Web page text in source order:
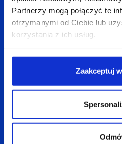
Partnerzy mogą połączyć te
otrzymanymi od Ciebie lub
korzystania z ich usług.
Zaakceptuj
Copywriterze, robisz to źle!